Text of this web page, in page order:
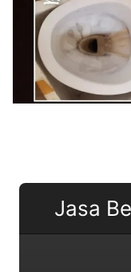
Jasa